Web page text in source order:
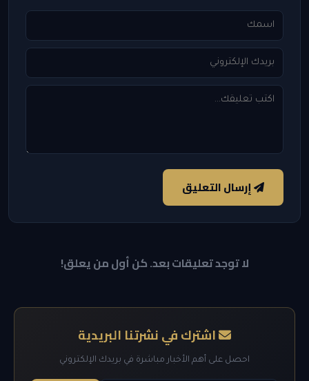
إرسال التعليق
لا توجد تعليقات بعد. كن أول من يعلق!
اشترك في نشرتنا البريدية
احصل على أهم الأخبار مباشرة في بريدك الإلكتروني